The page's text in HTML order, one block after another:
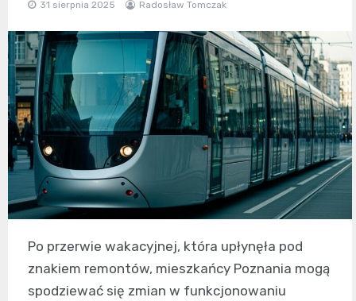
31 sierpnia 2025 Radosław Tomczak
Po przerwie wakacyjnej, która upłynęła pod
znakiem remontów, mieszkańcy Poznania mogą
spodziewać się zmian w funkcjonowaniu